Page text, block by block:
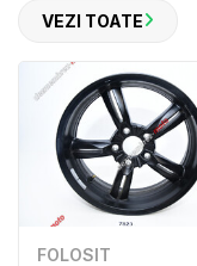
VEZI TOATE
FOLOSIT